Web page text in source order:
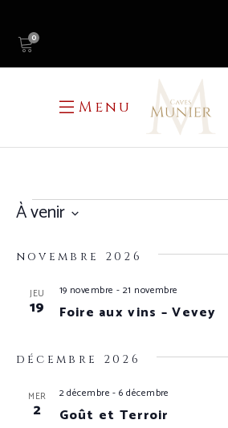
0
Menu
ÉVÈNEMENTS
À venir
une
novembre 2026
JEU
19 Foire aux vins – Vevey
19 novembre - 21 novembre
décembre 2026
MER
2 Goût et Terroir
2 décembre -6 décembre